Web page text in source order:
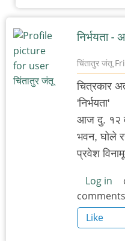
by
जंतू
निर्भयता -
चिंतातुर जंतू
चित्रकार
'निर्भयता'
आज दु. १२
भवन, घोले
प्रवेश
Log in
comments
Like